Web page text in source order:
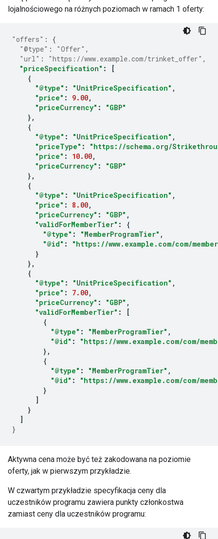
lojalnościowego na różnych poziomach w ramach 1 oferty:
"offers" :
{
"@type" : "Offer" ,
"url" : "https://www.example.com/trinket_offer" ,
"priceSpecification" :
[
{
"@type" : "UnitPriceSpecification" ,
"price" : 9.00,
"priceCurrency" :
"GBP"
},
{
"@type" : "UnitPriceSpecification" ,
"priceType" :
"https://schema.org/
"price" : 10.00,
"priceCurrency" :
"GBP"
},
{
"@type" : "UnitPriceSpecification" ,
"price" : 8.00,
"priceCurrency" : "GBP" ,
"validForMemberTier" :
{
"@type" : "MemberProgramTier" ,
"@id" :
"https://www.example.com/com/
}
},
{
"@type" : "UnitPriceSpecification" ,
"price" : 7.00,
"priceCurrency" : "GBP" ,
"validForMemberTier" :
[
{
"@type" : "MemberProgramTier" ,
"@id" :
"https://www.example.com/com/
},
{
"@type" : "MemberProgramTier" ,
"@id" :
"https://www.example.com/com/
}
]
}
]
}
Aktywna cena może być też zakodowana na poziomie
oferty, jak w pierwszym przykładzie.
W czwartym przykładzie specyfikacja ceny dla
uczestników programu zawiera punkty członkostwa
zamiast ceny dla uczestników programu: